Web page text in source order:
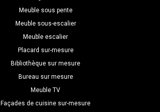
Meuble sous pente
Meuble sous-escalier
Meuble escalier
Placard sur-mesure
Bibliothèque sur mesure
Bureau sur mesure
Meuble TV
Façades de cuisine sur-mesure